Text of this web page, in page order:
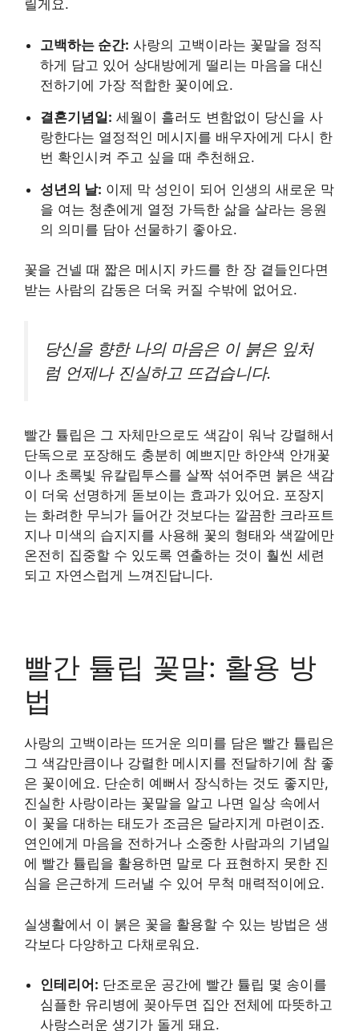
릴게요.
고백하는 순간: 사랑의 고백이라는 꽃말을 정직
하게 담고 있어 상대방에게 떨리는 마음을 대신
전하기에 가장 적합한 꽃이에요.
결혼기념일: 세월이 흘러도 변함없이 당신을 사
랑한다는 열정적인 메시지를 배우자에게 다시 한
번 확인시켜 주고 싶을 때 추천해요.
성년의 날: 이제 막 성인이 되어 인생의 새로운 막
을 여는 청춘에게 열정 가득한 삶을 살라는 응원
의 의미를 담아 선물하기 좋아요.
꽃을 건넬 때 짧은 메시지 카드를 한 장 곁들인다면
받는 사람의 감동은 더욱 커질 수밖에 없어요.
당신을 향한 나의 마음은 이 붉은 잎처
럼 언제나 진실하고 뜨겁습니다.
빨간 튤립은 그 자체만으로도 색감이 워낙 강렬해서
단독으로 포장해도 충분히 예쁘지만 하얀색 안개꽃
이나 초록빛 유칼립투스를 살짝 섞어주면 붉은 색감
이 더욱 선명하게 돋보이는 효과가 있어요. 포장지
는 화려한 무늬가 들어간 것보다는 깔끔한 크라프트
지나 미색의 습지지를 사용해 꽃의 형태와 색깔에만
온전히 집중할 수 있도록 연출하는 것이 훨씬 세련
되고 자연스럽게 느껴진답니다.
빨간 튤립 꽃말: 활용 방
법
사랑의 고백이라는 뜨거운 의미를 담은 빨간 튤립은
그 색감만큼이나 강렬한 메시지를 전달하기에 참 좋
은 꽃이에요. 단순히 예뻐서 장식하는 것도 좋지만,
진실한 사랑이라는 꽃말을 알고 나면 일상 속에서
이 꽃을 대하는 태도가 조금은 달라지게 마련이죠.
연인에게 마음을 전하거나 소중한 사람과의 기념일
에 빨간 튤립을 활용하면 말로 다 표현하지 못한 진
심을 은근하게 드러낼 수 있어 무척 매력적이에요.
실생활에서 이 붉은 꽃을 활용할 수 있는 방법은 생
각보다 다양하고 다채로워요.
인테리어: 단조로운 공간에 빨간 튤립 몇 송이를
심플한 유리병에 꽂아두면 집안 전체에 따뜻하고
사랑스러운 생기가 돌게 돼요.